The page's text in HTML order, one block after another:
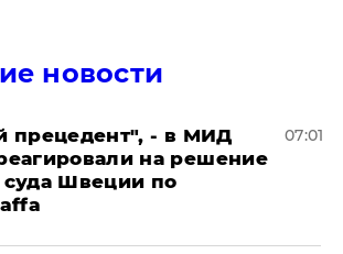
новости
прецедент", - в МИД
на решение
суда Швеции по
07:01